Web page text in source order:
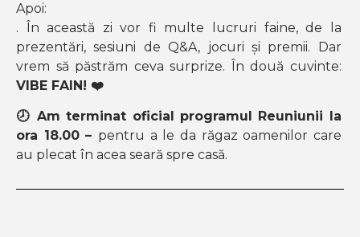
Apoi:
. În această zi vor fi multe lucruri faine, de la
prezentări, sesiuni de Q&A, jocuri și premii. Dar
vrem să păstrăm ceva surprize. În două cuvinte:
VIBE FAIN! ❤️
🕗 Am terminat oficial programul Reuniunii la
ora 18.00 – pentru a le da răgaz oamenilor care
au plecat în acea seară spre casă.